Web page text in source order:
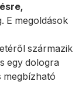
E megoldások
származik
egy dologra
megbízható